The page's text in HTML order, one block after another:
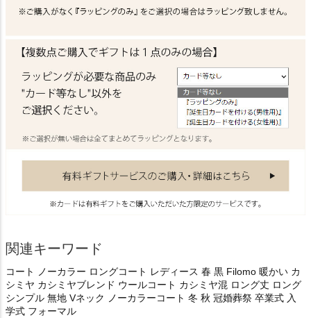
関連キーワード
コート ノーカラー ロングコート レディース 春 黒 Filomo 暖かい カ
シミヤ カシミヤブレンド ウールコート カシミヤ混 ロング丈 ロング
シンプル 無地 Vネック ノーカラーコート 冬 秋 冠婚葬祭 卒業式 入
学式 フォーマル